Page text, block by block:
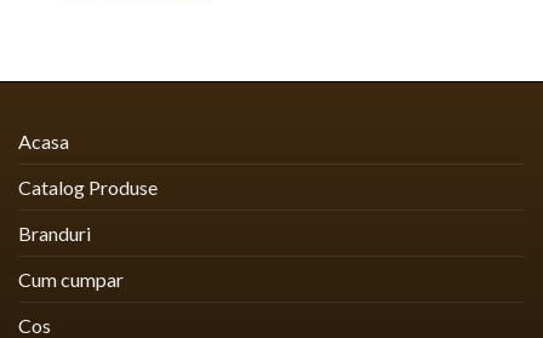
Acasa
Catalog Produse
Branduri
Cum cumpar
Cos